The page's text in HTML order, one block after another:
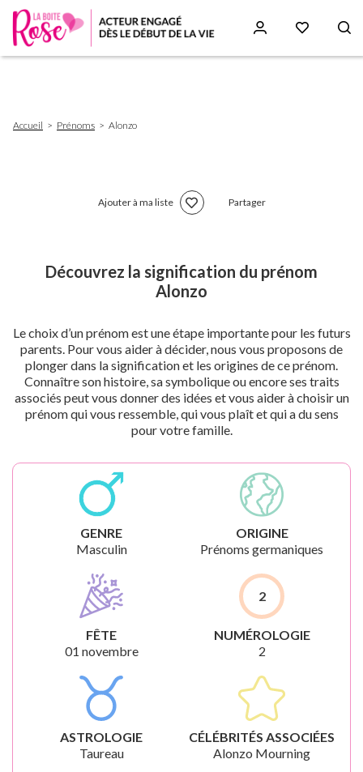
d'Ariane
Accueil Prénoms Alonzo
Ajouter à ma liste Partager
Découvrez la signification du prénom
Alonzo
Le choix d’un prénom est une étape importante pour les futurs
parents. Pour vous aider à décider, nous vous proposons de
plonger dans la signification et les origines de ce prénom.
Connaître son histoire, sa symbolique ou encore ses traits
associés peut vous donner des idées et vous aider à choisir un
prénom qui vous ressemble, qui vous plaît et qui a du sens
pour votre famille.
GENRE
Masculin
ORIGINE
Prénoms germaniques
FÊTE
01 novembre
2
NUMÉROLOGIE
2
ASTROLOGIE
Taureau
CÉLÉBRITÉS ASSOCIÉES
Alonzo Mourning